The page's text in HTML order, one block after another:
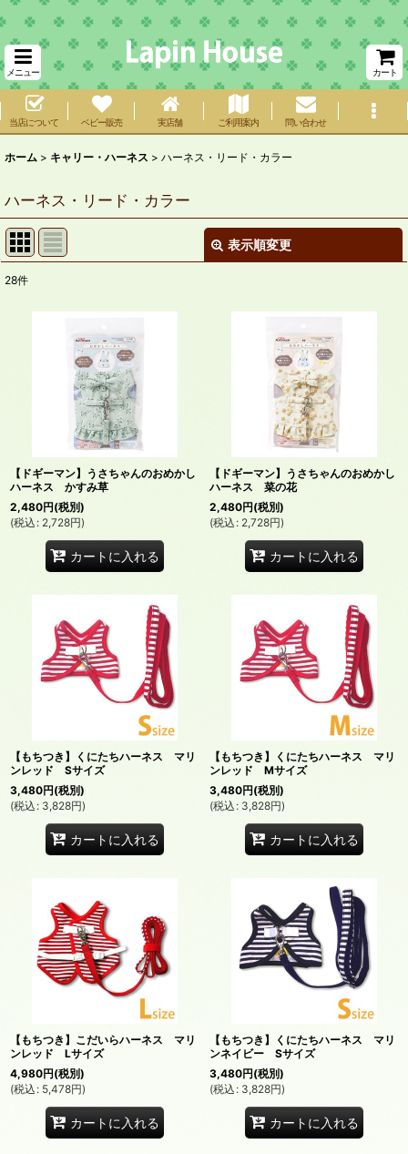
メニュー カート
当店について ベビー販売 実店舗 ご利用案内 問い合わせ
ホーム > キャリー・ハーネス > ハーネス・リード・カラー
ハーネス・リード・カラー
表示順変更
在庫あり
28件
【ドギーマン】うさちゃんのおめかし
ハーネス かすみ草
2,480円(税別)
(税込 : 2,728円)
カートに入れる
【ドギーマン】うさちゃんのおめかし
ハーネス 菜の花
2,480円(税別)
(税込 : 2,728円)
カートに入れる
【もちつき】くにたちハーネス マリ
ンレッド Sサイズ
3,480円(税別)
(税込 : 3,828円)
カートに入れる
【もちつき】くにたちハーネス マリ
ンレッド Mサイズ
3,480円(税別)
(税込 : 3,828円)
カートに入れる
【もちつき】こだいらハーネス マリ
ンレッド Lサイズ
4,980円(税別)
(税込 : 5,478円)
カートに入れる
【もちつき】くにたちハーネス マリ
ンネイビー Sサイズ
3,480円(税別)
(税込 : 3,828円)
カートに入れる